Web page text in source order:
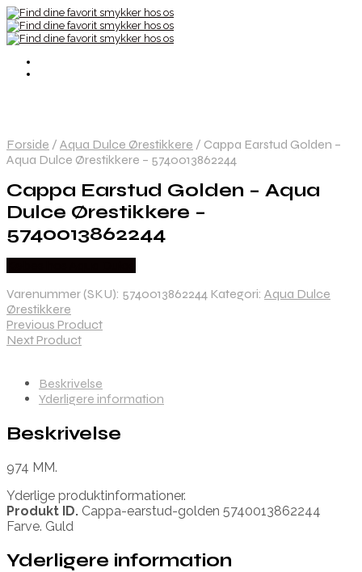
Forside / Aqua Dulce Ørestikkere / Cappa Earstud Golden –
Aqua Dulce Ørestikkere – 5740013862244
Cappa Earstud Golden – Aqua
Dulce Ørestikkere –
5740013862244
Varenummer (SKU): 5740013862244 Kategori: Aqua Dulce
Ørestikkere
Previous Product
Next Product
Beskrivelse
Yderligere information
Beskrivelse
974 MM.
Yderlige produktinformationer.
Produkt ID. Cappa-earstud-golden 5740013862244
Farve. Guld
Yderligere information